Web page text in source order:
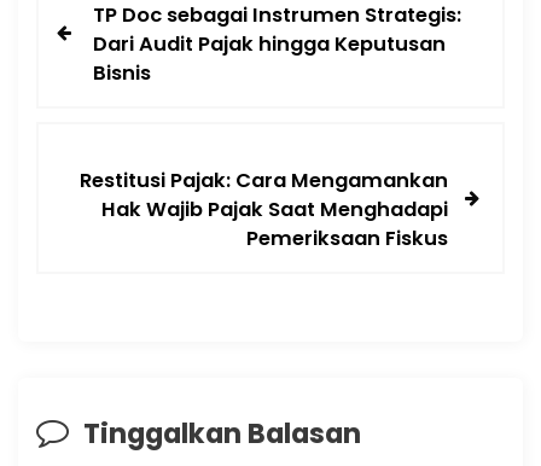
TP Doc sebagai Instrumen Strategis:
Dari Audit Pajak hingga Keputusan
Bisnis
Restitusi Pajak: Cara Mengamankan
Hak Wajib Pajak Saat Menghadapi
Pemeriksaan Fiskus
Tinggalkan Balasan